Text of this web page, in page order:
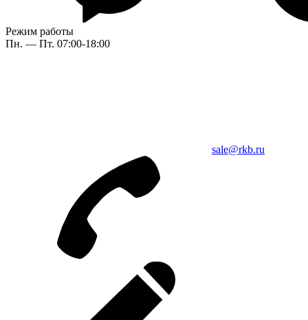
Режим работы
Пн. — Пт. 07:00-18:00
sale@rkb.ru